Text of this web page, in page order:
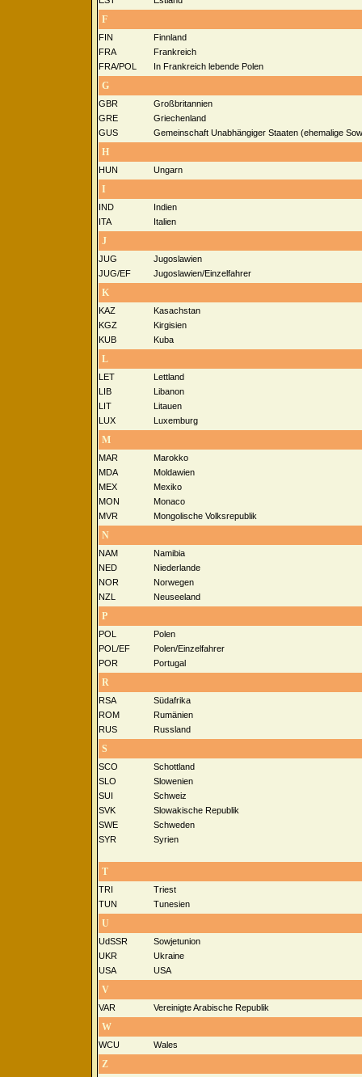
F
FIN
Finnland
FRA
Frankreich
FRA/POL
In Frankreich lebende Polen
G
GBR
Großbritannien
GRE
Griechenland
GUS
Gemeinschaft Unabhängiger Staaten (ehemalige
H
HUN Ungarn
I
IND
Indien
ITA
Italien
J
JUG
Jugoslawien
JUG/EF
Jugoslawien/Einzelfahrer
K
KAZ
Kasachstan
KGZ
Kirgisien
KUB
Kuba
L
LET
Lettland
LIB
Libanon
LIT
Litauen
LUX
Luxemburg
M
MAR
Marokko
MDA
Moldawien
MEX
Mexiko
MON
Monaco
MVR
Mongolische Volksrepublik
N
NAM
Namibia
NED
Niederlande
NOR
Norwegen
NZL
Neuseeland
P
POL
Polen
POL/EF
Polen/Einzelfahrer
POR
Portugal
R
RSA
Südafrika
ROM
Rumänien
RUS
Russland
S
SCO
Schottland
SLO
Slowenien
SUI
Schweiz
SVK
Slowakische Republik
SWE
Schweden
SYR
Syrien
T
TRI
Triest
TUN
Tunesien
U
UdSSR
Sowjetunion
UKR
Ukraine
USA
USA
V
VAR Vereinigte Arabische Republik
W
WCU Wales
Z